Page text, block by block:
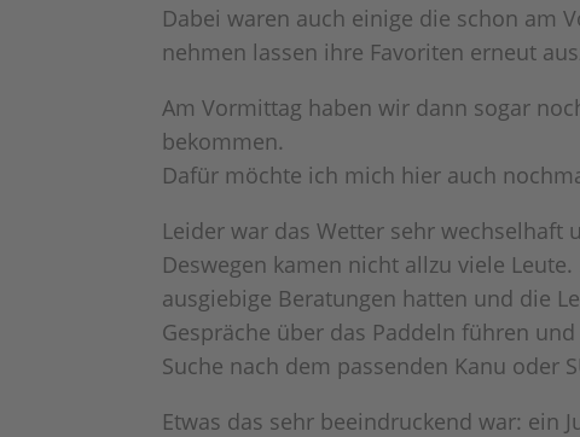
Dabei waren auch einige die schon am
nehmen lassen ihre Favoriten erneut
Am Vormittag haben wir dann sogar
bekommen.
Dafür möchte ich mich hier auch
Leider war das Wetter sehr
Deswegen kamen nicht allzu viele
ausgiebige Beratungen hatten und die
Gespräche über das Paddeln führen
Suche nach dem passenden Kanu oder
Etwas das sehr beeindruckend war: ein